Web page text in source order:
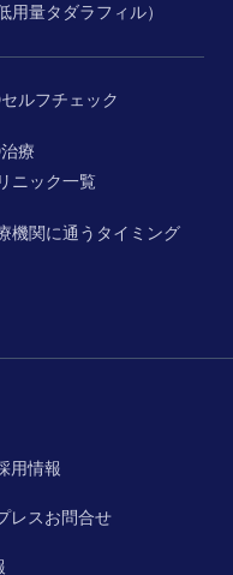
用量タダラフィル）
ルフチェック
療
ニック一覧
機関に通うタイミング
用情報
レスお問合せ